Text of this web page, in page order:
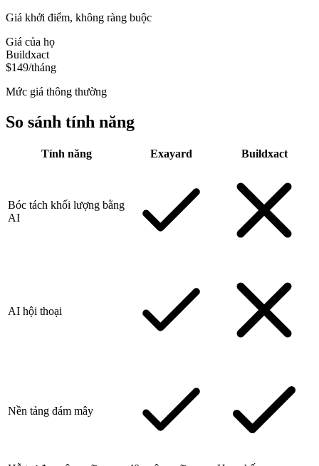
Giá khởi điểm, không ràng buộc
Giá của họ
Buildxact
$149/tháng
Mức giá thông thường
So sánh tính năng
Tính năng Exayard Buildxact
Bóc tách khối lượng bằng
AI
AI hội thoại
Nền tảng đám mây